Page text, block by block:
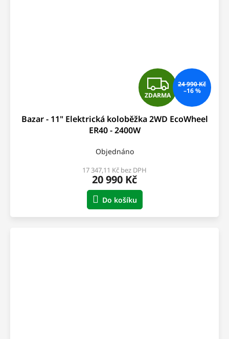
Z
D
A
ZDARMA
24 990 Kč
–16 %
Bazar - 11" Elektrická koloběžka 2WD EcoWheel
ER40 - 2400W
Objednáno
17 347,11 Kč bez DPH
20 990 Kč
Do košíku